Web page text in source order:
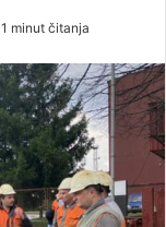
1 minut čitanja